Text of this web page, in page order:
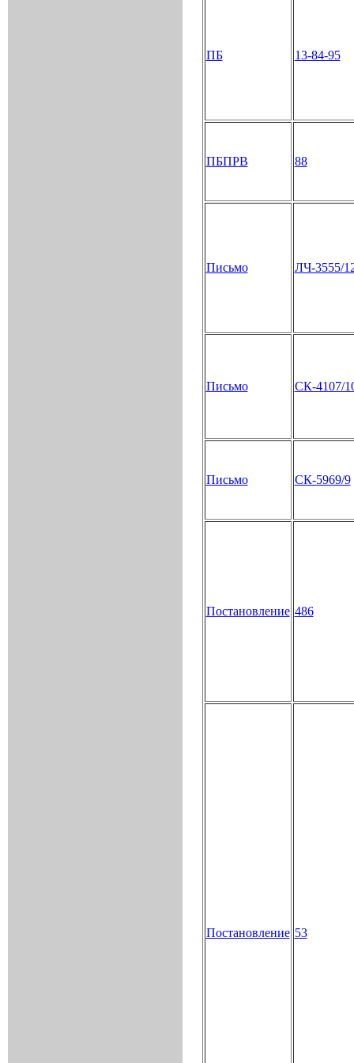
ПБ 13-84-95
ПБПРВ 88
Письмо ЛЧ-3555/
Письмо СК-4107/
Письмо СК-5969/9
Постановление 486
Постановление 53